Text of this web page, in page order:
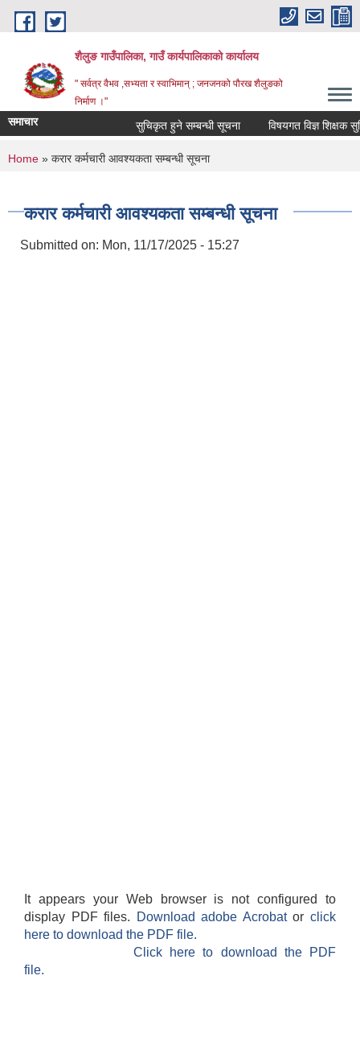
Skip to main content
शैलुङ गाउँपालिका, गाउँ कार्यपालिकाको कार्यालय
" सर्वत्र वैभव ,सभ्यता र स्वाभिमान् ; जनजनको पौरख शैलुङको
निर्माण ।"
समाचार सुचिकृत हुने सम्बन्धी सूचना विषयगत विज्ञ शिक्षक
You are here
Home » करार कर्मचारी आवश्यकता सम्बन्धी सूचना
करार कर्मचारी आवश्यकता सम्बन्धी सूचना
Submitted on: Mon, 11/17/2025 - 15:27
It appears your Web browser is not configured to
display PDF files.
Download adobe Acrobatorclick
here to download the PDF file.
Click here to download the PDF
file.